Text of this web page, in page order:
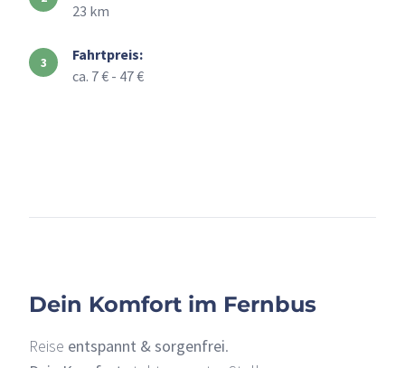
23 km
Fahrtpreis:
ca. 7 € - 47 €
Dein Komfort im Fernbus
Reise entspannt & sorgenfrei.